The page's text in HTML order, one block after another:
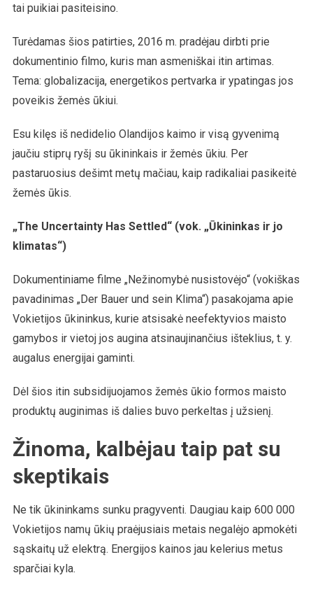
tai puikiai pasiteisino.
Turėdamas šios patirties, 2016 m. pradėjau dirbti prie
dokumentinio filmo, kuris man asmeniškai itin artimas.
Tema: globalizacija, energetikos pertvarka ir ypatingas jos
poveikis žemės ūkiui.
Esu kilęs iš nedidelio Olandijos kaimo ir visą gyvenimą
jaučiu stiprų ryšį su ūkininkais ir žemės ūkiu. Per
pastaruosius dešimt metų mačiau, kaip radikaliai pasikeitė
žemės ūkis.
„The Uncertainty Has Settled“ (vok. „Ūkininkas ir jo
klimatas“)
Dokumentiniame filme „Nežinomybė nusistovėjo“ (vokiškas
pavadinimas „Der Bauer und sein Klima“) pasakojama apie
Vokietijos ūkininkus, kurie atsisakė neefektyvios maisto
gamybos ir vietoj jos augina atsinaujinančius išteklius, t. y.
augalus energijai gaminti.
Dėl šios itin subsidijuojamos žemės ūkio formos maisto
produktų auginimas iš dalies buvo perkeltas į užsienį.
Žinoma, kalbėjau taip pat su
skeptikais
Ne tik ūkininkams sunku pragyventi. Daugiau kaip 600 000
Vokietijos namų ūkių praėjusiais metais negalėjo apmokėti
sąskaitų už elektrą. Energijos kainos jau kelerius metus
sparčiai kyla.